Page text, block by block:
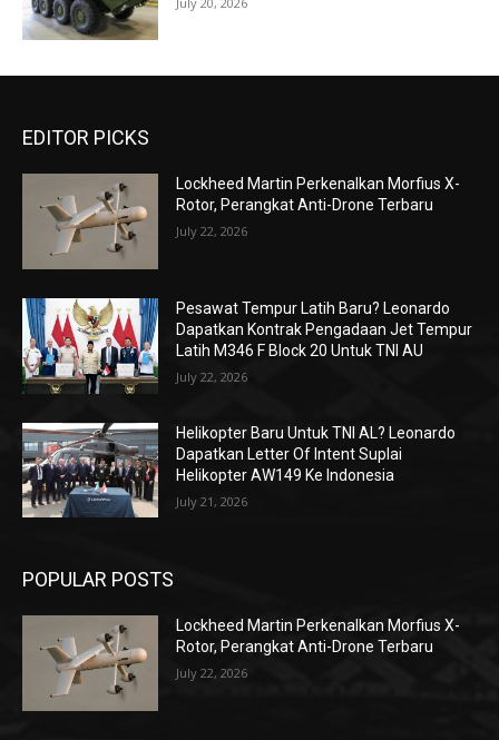
EDITOR PICKS
Lockheed Martin Perkenalkan Morfius X-
Rotor, Perangkat Anti-Drone Terbaru
July 22, 2026
Pesawat Tempur Latih Baru? Leonardo
Dapatkan Kontrak Pengadaan Jet Tempur
Latih M346 F Block 20 Untuk TNI AU
July 22, 2026
Helikopter Baru Untuk TNI AL? Leonardo
Dapatkan Letter Of Intent Suplai
Helikopter AW149 Ke Indonesia
July 21, 2026
POPULAR POSTS
Lockheed Martin Perkenalkan Morfius X-
Rotor, Perangkat Anti-Drone Terbaru
July 22, 2026